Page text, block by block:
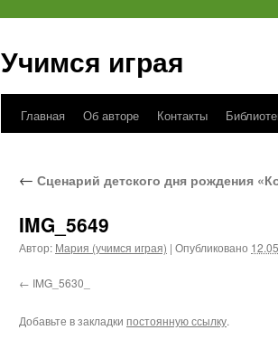
Учимся играя
Перейти
содержимому
Главная Об авторе Контакты
← Сценарий детского дня рождения
IMG_5649
Автор: Мария (учимся играя) | Опубликовано
IMG_5630_
Добавьте в закладки постоянную ссылку.